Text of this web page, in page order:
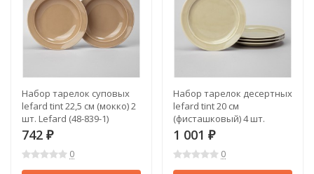
Набор тарелок суповых
lefard tint 22,5 см (мокко) 2
шт. Lefard (48-839-1)
742 ₽
0
Набор тарелок десертных
lefard tint 20 см
(фисташковый) 4 шт.
Lefard (48-853-3)
1 001 ₽
0